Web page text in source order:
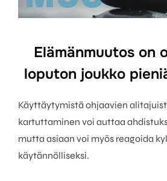
Elämänmuutos on
loputon joukko
Käyttäytymistä ohjaavien
kartuttaminen voi auttaa
mutta asiaan voi myös reagoida
käytännölliseksi.